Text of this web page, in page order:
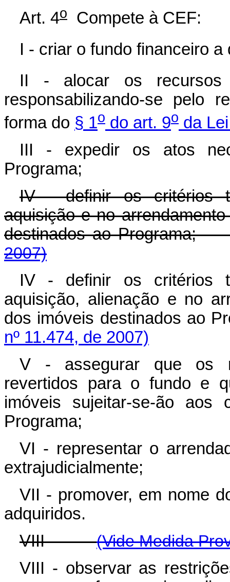
Art. 4o
Compete à CEF:
I - criar o fundo financeiro
II - alocar os
responsabilizando-se pelo
forma do § 1o do art. 9o da
III - expedir os atos
Programa;
IV - definir os critérios
aquisição e no
destinados ao
2007)
IV - definir os critérios
aquisição, alienação e no
dos imóveis destinados
nº 11.474, de 2007)
V - assegurar que os
revertidos para o fundo e
imóveis sujeitar-se-ão aos
Programa;
VI - representar o
extrajudicialmente;
VII - promover, em nome
adquiridos.
VIII -(Vide Medida
VIII - observar as